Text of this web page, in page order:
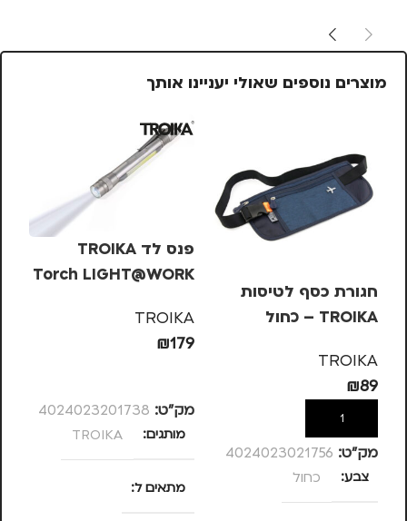
מוצרים נוספים שאולי יעניינו אותך
חגורת כסף לטיסות
TROIKA – כחול
TROIKA
₪89
הוספה לסל
מק”ט: 4024023021756
צבע כחול
פנס לד TROIKA
Torch LIGHT@WORK
TROIKA
₪179
מק”ט: 4024023201738
מותגים TROIKA
מתאים ל